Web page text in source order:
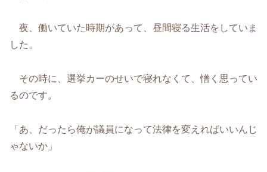
夜、働いていた時期があって、昼間寝る生活をしていま
した。
その時に、選挙カーのせいで寝れなくて、憎く思ってい
るのです。
「あ、だったら俺が議員になって法律を変えればいいんじ
ゃないか」